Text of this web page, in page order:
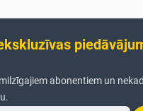
abonentiem un